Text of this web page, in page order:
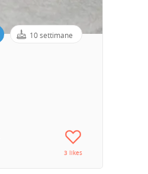
10 settimane
3 likes